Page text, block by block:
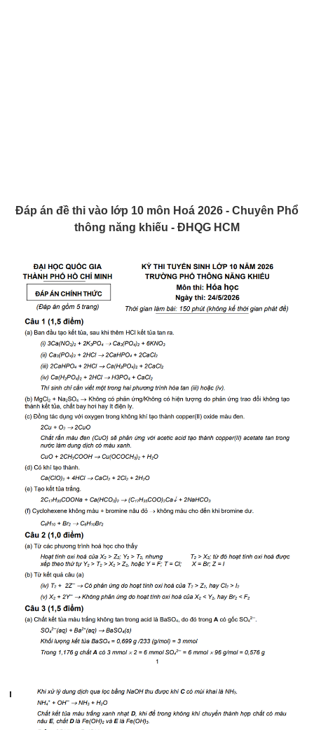
Đáp án đề thi vào lớp 10 môn Hoá 2026 - Chuyên Phổ
thông năng khiếu - ĐHQG HCM